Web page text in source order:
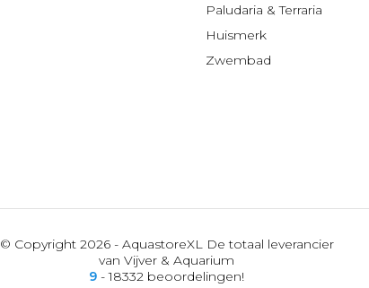
Paludaria & Terraria
Huismerk
Zwembad
© Copyright 2026 - AquastoreXL De totaal leverancier
van Vijver & Aquarium
9 - 18332 beoordelingen!